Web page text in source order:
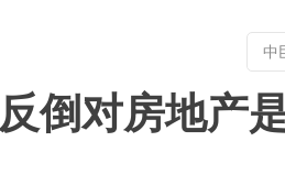
倒对房地产